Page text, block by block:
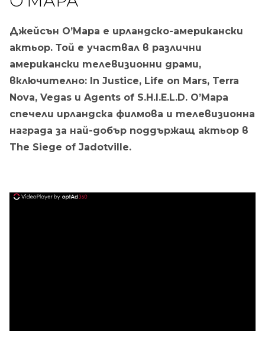
Джейсън О’Мара е ирландско-американски
актьор. Той е участвал в различни
американски телевизионни драми,
включително: In Justice, Life on Mars, Terra
Nova, Vegas и Agents of S.H.I.E.L.D. О’Мара
спечели ирландска филмова и телевизионна
награда за най-добър поддържащ актьор в
The Siege of Jadotville.